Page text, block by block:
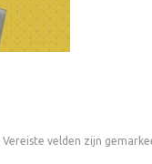
Vereiste velden zijn